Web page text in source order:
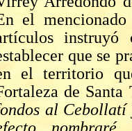
el
instruyó
que se
el territorio
de Santa
al Cebollatí